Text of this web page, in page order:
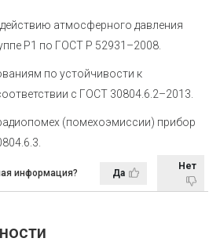
атмосферного давления
Р1 по ГОСТ Р 52931–2008.
по устойчивости к
с ГОСТ 30804.6.2–2013.
(помехоэмиссии) прибор
информация? Да
Нет